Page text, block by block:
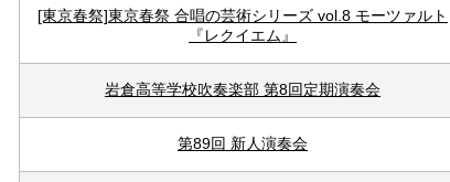
[東京春祭]東京春祭 合唱の芸術シリーズ vol.8 モーツァルト
『レクイエム』
岩倉高等学校吹奏楽部 第8回定期演奏会
第89回 新人演奏会